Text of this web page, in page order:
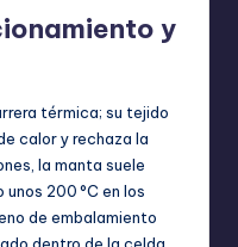
y
térmica; su tejido
calor y rechaza la
la manta suele
200 °C en los
de embalamiento